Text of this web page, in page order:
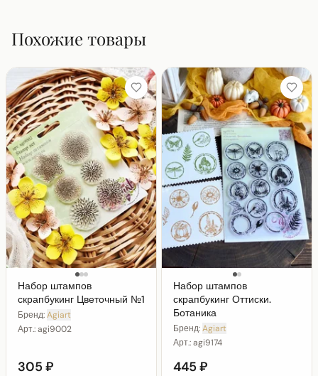
Похожие товары
Набор штампов
скрапбукинг Цветочный №1
Бренд:Agiart
Арт.:agi9002
305 ₽
Набор штампов
скрапбукинг Оттиски.
Ботаника
Бренд:Agiart
Арт.:agi9174
445 ₽